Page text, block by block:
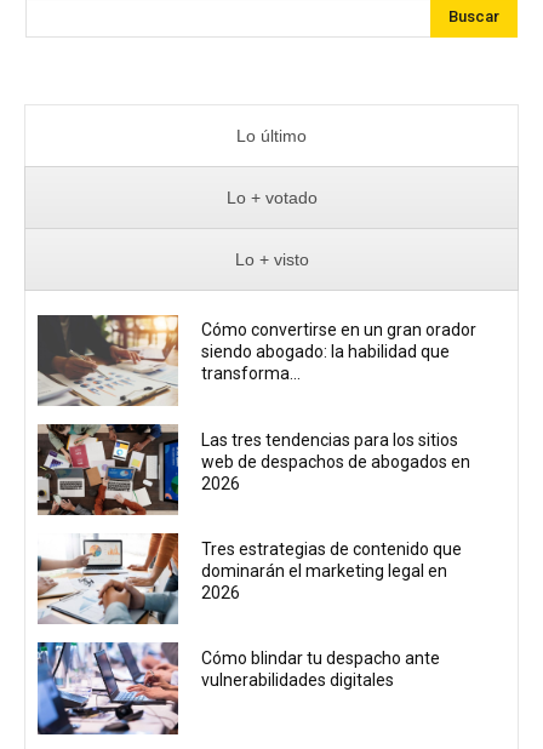
Buscar
Lo último
Lo + votado
Lo + visto
Cómo convertirse en un gran orador
siendo abogado: la habilidad que
transforma...
Las tres tendencias para los sitios
web de despachos de abogados en
2026
Tres estrategias de contenido que
dominarán el marketing legal en
2026
Cómo blindar tu despacho ante
vulnerabilidades digitales